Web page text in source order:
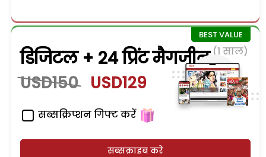
डिजिटल + 24 प्रिंट मैगजीन (1 साल)
USD150 USD129
सब्सक्रिप्शन गिफ्ट करें
सब्सक्राइब करें